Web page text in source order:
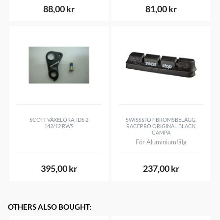
88,00 kr 81,00 kr
SCOTT VÄXELÖRA, IDS 2
142/12 RWS
395,00 kr
SWISSSTOP BROMSBELÄGG,
RACEPRO ORIGINAL BLACK,
CAMPA
För Aluminiumfälg
237,00 kr
OTHERS ALSO BOUGHT: